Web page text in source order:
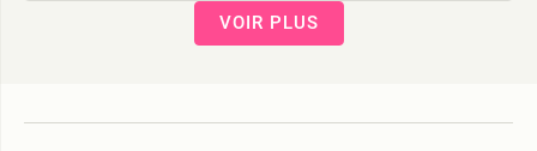
VOIR PLUS